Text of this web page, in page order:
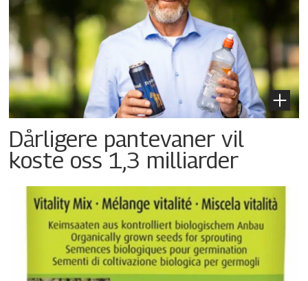
Dårligere pantevaner vil
koste oss 1,3 milliarder